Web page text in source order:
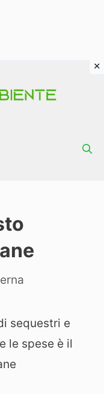
sequestri e
le spese è il